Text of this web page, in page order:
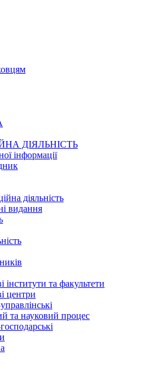
ДІЯЛЬНІСТЬ
інформації
діяльність
видання
інститути та факультети
центри
та науковий процес